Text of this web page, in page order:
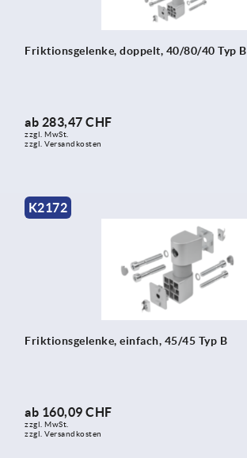
Friktionsgelenke, doppelt, 40/80/40 Typ B
ab 283,47 CHF
zzgl. MwSt.
zzgl. Versandkosten
K2172
Friktionsgelenke, einfach, 45/45 Typ B
ab 160,09 CHF
zzgl. MwSt.
zzgl. Versandkosten